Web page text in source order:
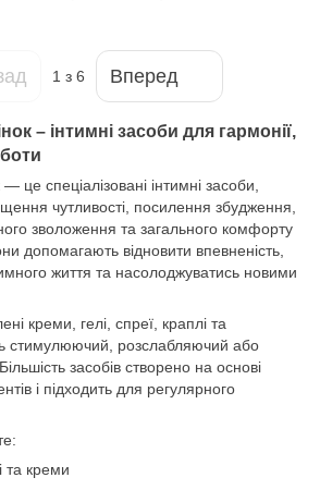
1 з 6 Вперед
– інтимні засоби для гармонії,
це спеціалізовані інтимні засоби,
чутливості, посилення збудження,
зволоження та загального комфорту
допомагають відновити впевненість,
життя та насолоджуватись новими
креми, гелі, спреї, краплі та
стимулюючий, розслабляючий або
засобів створено на основі
і підходить для регулярного
та креми